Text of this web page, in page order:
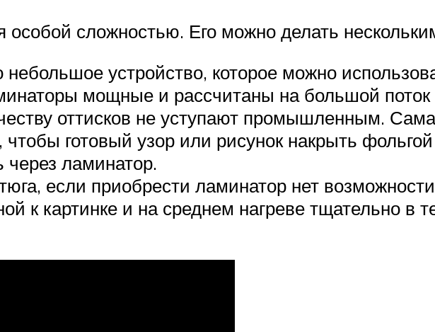
особой сложностью. Его можно делать
устройство, которое можно
мощные и рассчитаны на большой
оттисков не уступают промышленным.
готовый узор или рисунок накрыть
через ламинатор.
если приобрести ламинатор нет
к картинке и на среднем нагреве тщательно в